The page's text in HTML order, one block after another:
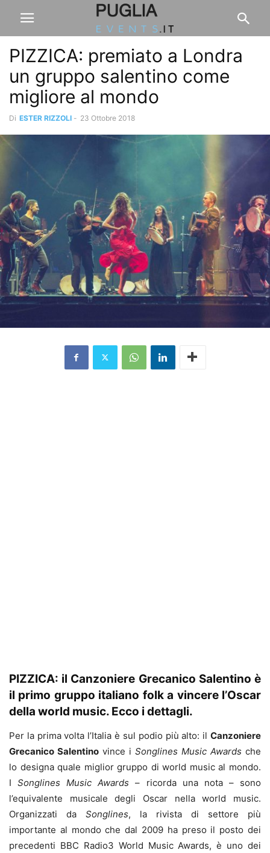
PIZZICA: premiato a Londra
un gruppo salentino come
migliore al mondo
Di ESTER RIZZOLI - 23 Ottobre 2018
PIZZICA: il Canzoniere Grecanico Salentino è
il primo gruppo italiano folk a vincere l’Oscar
della world music. Ecco i dettagli.
Per la prima volta l’Italia è sul podio più alto: il Canzoniere
Grecanico Salentino vince i Songlines Music Awards che
lo designa quale miglior gruppo di world music al mondo.
ISonglines Music Awards – ricorda una nota – sono
l’equivalente musicale degli Oscar nella world music.
Organizzati da Songlines, la rivista di settore più
importante al mondo che dal 2009 ha preso il posto dei
precedenti BBC Radio3 World Music Awards, è uno dei